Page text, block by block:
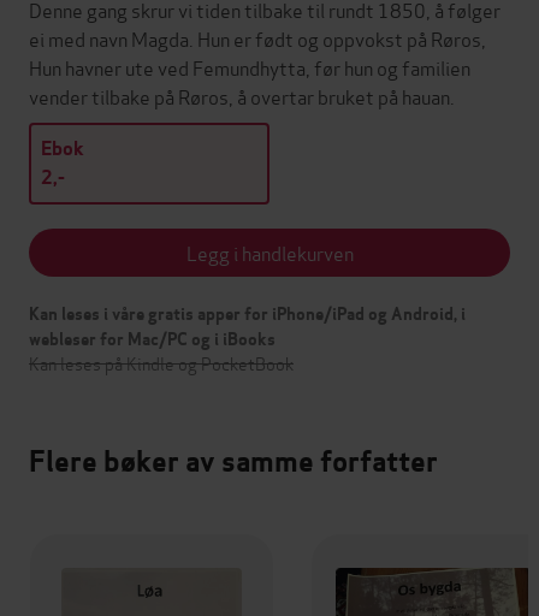
Denne gang skrur vi tiden tilbake til rundt 1850, å følger
ei med navn Magda. Hun er født og oppvokst på Røros,
Hun havner ute ved Femundhytta, før hun og familien
vender tilbake på Røros, å overtar bruket på hauan.
Ebok
2,-
Legg i handlekurven
Kan leses i våre gratis apper for iPhone/iPad og Android, i
webleser for Mac/PC og i iBooks
Kan leses på Kindle og PocketBook
Flere bøker av samme forfatter